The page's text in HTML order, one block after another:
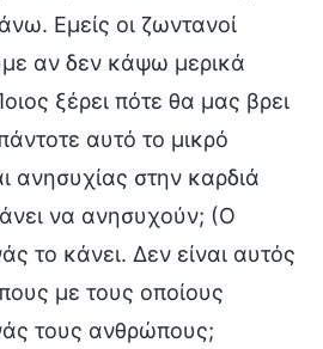
Εμείς οι ζωντανοί
αν δεν κάψω μερικά
ξέρει πότε θα μας βρει
αυτό το μικρό
ανησυχίας στην καρδιά
να ανησυχούν; (Ο
το κάνει. Δεν είναι αυτός
με τους οποίους
τους ανθρώπους;